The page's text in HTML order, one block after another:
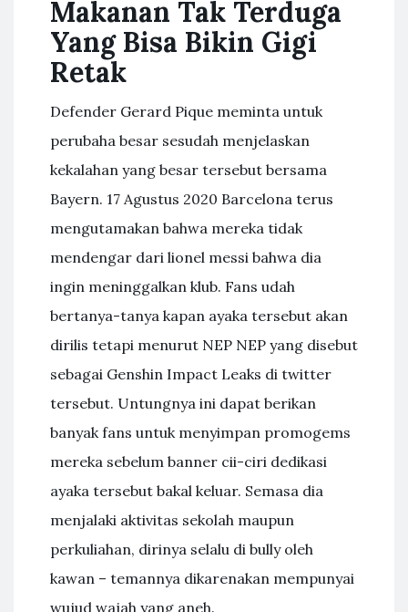
Makanan Tak Terduga
Yang Bisa Bikin Gigi
Retak
Defender Gerard Pique meminta untuk
perubaha besar sesudah menjelaskan
kekalahan yang besar tersebut bersama
Bayern. 17 Agustus 2020 Barcelona terus
mengutamakan bahwa mereka tidak
mendengar dari lionel messi bahwa dia
ingin meninggalkan klub. Fans udah
bertanya-tanya kapan ayaka tersebut akan
dirilis tetapi menurut NEP NEP yang disebut
sebagai Genshin Impact Leaks di twitter
tersebut. Untungnya ini dapat berikan
banyak fans untuk menyimpan promogems
mereka sebelum banner cii-ciri dedikasi
ayaka tersebut bakal keluar. Semasa dia
menjalaki aktivitas sekolah maupun
perkuliahan, dirinya selalu di bully oleh
kawan – temannya dikarenakan mempunyai
wujud wajah yang aneh.